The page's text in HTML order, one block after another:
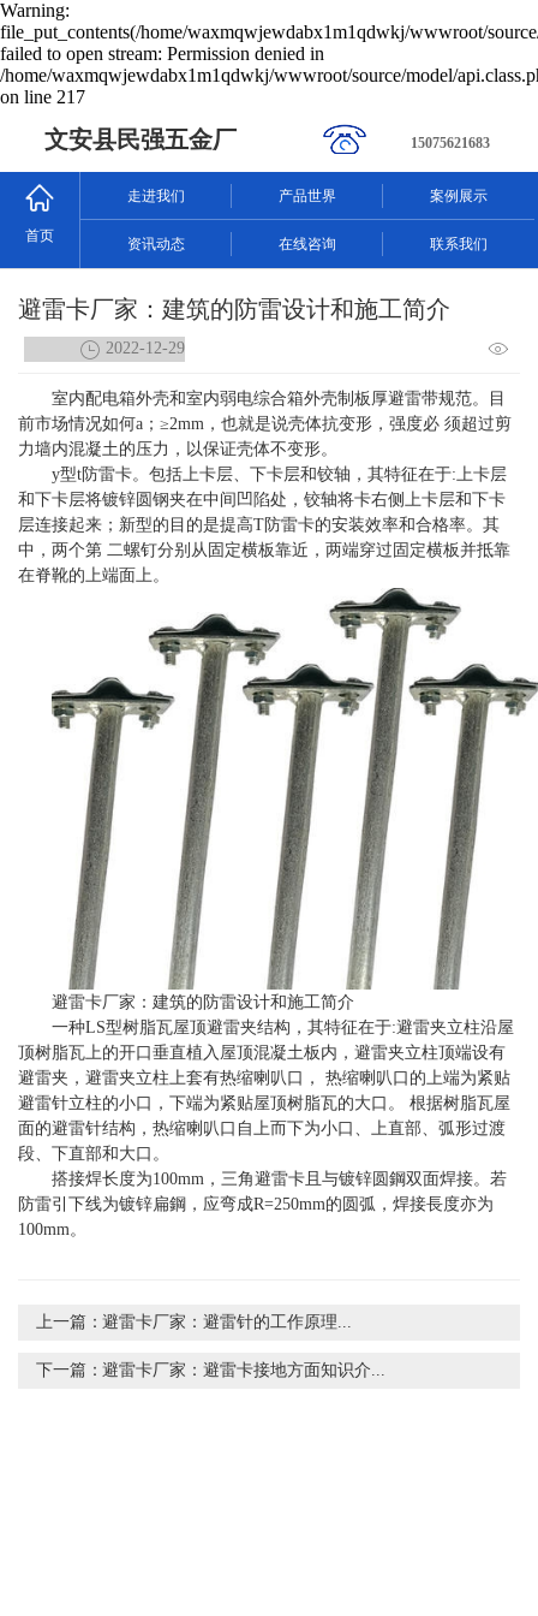
Warning:
file_put_contents(/home/waxmqwjewdabx1m1qdwkj/wwwroot/
failed to open stream: Permission denied in
/home/waxmqwjewdabx1m1qdwkj/wwwroot/source/model/
on line 217
文安县民强五金厂 15075621683
首页
走进我们 产品世界 案例展示
资讯动态 在线咨询 联系我们
避雷卡厂家：建筑的防雷设计和施工简介
2022-12-29
室内配电箱外壳和室内弱电综合箱外壳制板厚避雷带规范。目
前市场情况如何a；≥2mm，也就是说壳体抗变形，强度必 须超过剪
力墙内混凝土的压力，以保证壳体不变形。
y型t防雷卡。包括上卡层、下卡层和铰轴，其特征在于:上卡层
和下卡层将镀锌圆钢夹在中间凹陷处，铰轴将卡右侧上卡层和下卡
层连接起来；新型的目的是提高T防雷卡的安装效率和合格率。其
中，两个第 二螺钉分别从固定横板靠近，两端穿过固定横板并抵靠
在脊靴的上端面上。
避雷卡厂家：建筑的防雷设计和施工简介
一种LS型树脂瓦屋顶避雷夹结构，其特征在于:避雷夹立柱沿屋
顶树脂瓦上的开口垂直植入屋顶混凝土板内，避雷夹立柱顶端设有
避雷夹，避雷夹立柱上套有热缩喇叭口， 热缩喇叭口的上端为紧贴
避雷针立柱的小口，下端为紧贴屋顶树脂瓦的大口。 根据树脂瓦屋
面的避雷针结构，热缩喇叭口自上而下为小口、上直部、弧形过渡
段、下直部和大口。
搭接焊长度为100mm，三角避雷卡且与镀锌圆鋼双面焊接。若
防雷引下线为镀锌扁鋼，应弯成R=250mm的圆弧，焊接長度亦为
100mm。
上一篇：避雷卡厂家：避雷针的工作原理...
下一篇：避雷卡厂家：避雷卡接地方面知识介...